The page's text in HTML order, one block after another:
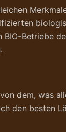
Betriebe
dem, was
den besten